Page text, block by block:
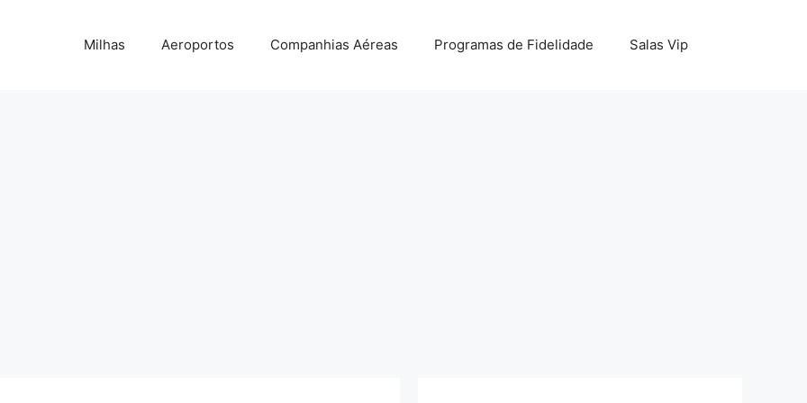
Milhas Aeroportos Companhias Aéreas Programas de Fidelidade Salas Vip